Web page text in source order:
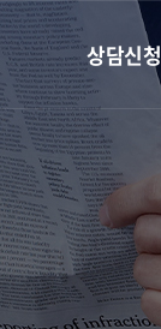
상담신청
상담신청